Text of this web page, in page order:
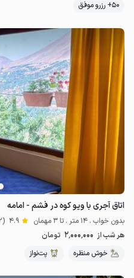
50+ رزرو موفق
اتاق آجری با ویو کوه در فشم - امامه
بدون خواب . 14 متر . تا 3 مهمان 4.9 (2 نظر)
هر شب از 2٬000٬000 تومان
خوش منظره
پت‌نواز